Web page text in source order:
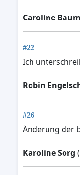
Caroline
#22
Ich
Robin
#26
Änderung der
Karoline Sorg